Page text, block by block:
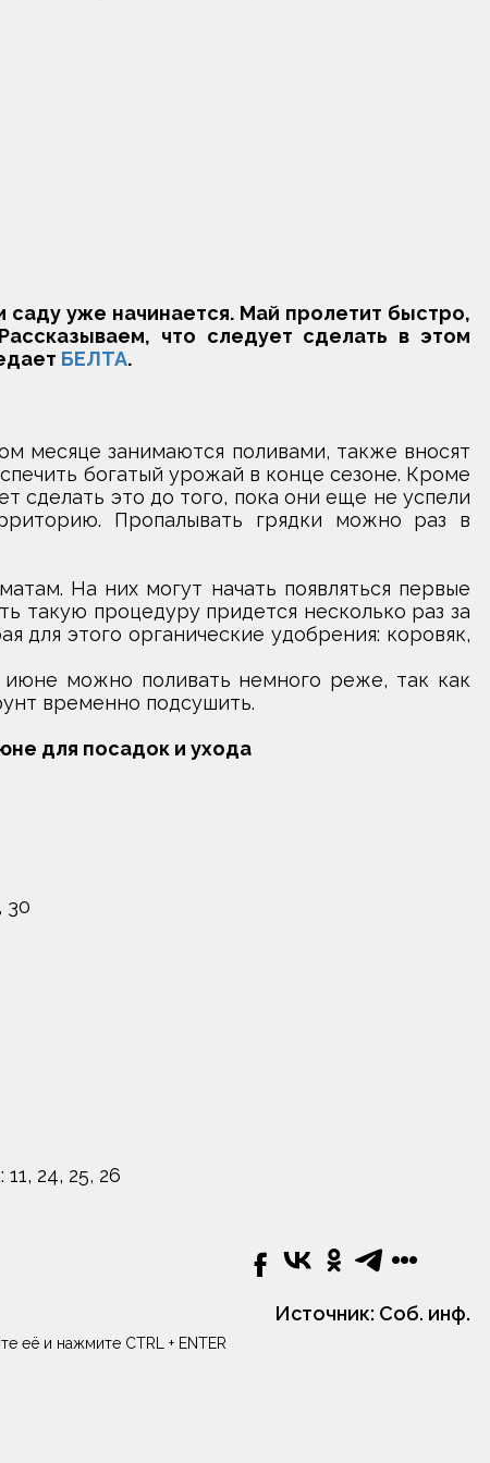
саду уже начинается. Май пролетит быстро,
что следует сделать в этом
БЕЛТА.
месяце занимаются поливами, также вносят
богатый урожай в конце сезоне. Кроме
сделать это до того, пока они еще не успели
Пропалывать грядки можно раз в
На них могут начать появляться первые
такую процедуру придется несколько раз за
для этого органические удобрения: коровяк,
можно поливать немного реже, так как
временно подсушить.
для посадок и ухода
30
24, 25, 26
Источник: Соб. инф.
её и нажмите CTRL + ENTER